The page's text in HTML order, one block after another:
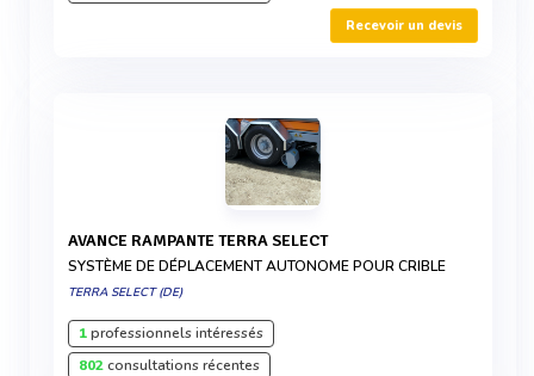
Recevoir un devis
AVANCE RAMPANTE TERRA SELECT
SYSTÈME DE DÉPLACEMENT AUTONOME POUR CRIBLE
TERRA SELECT (DE)
1professionnels intéressés
802consultations récentes